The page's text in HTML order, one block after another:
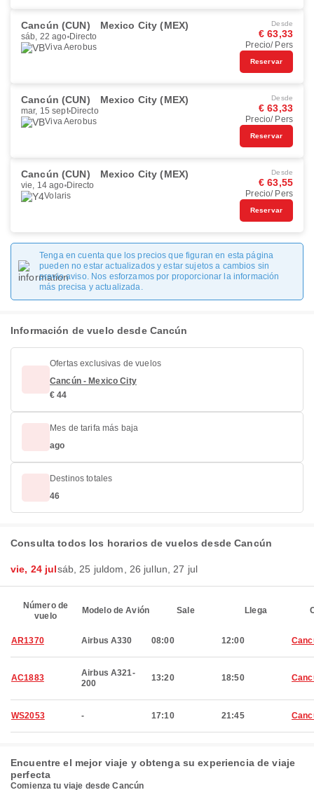
Cancún (CUN) Mexico City (MEX)
sáb, 22 ago Directo
Viva Aerobus
Desde
€ 63,33
Precio/ Pers
Reservar
Cancún (CUN) Mexico City (MEX)
mar, 15 sept Directo
Viva Aerobus
Desde
€ 63,33
Precio/ Pers
Reservar
Cancún (CUN) Mexico City (MEX)
vie, 14 ago Directo
Volaris
Desde
€ 63,55
Precio/ Pers
Reservar
Tenga en cuenta que los precios que figuran en esta página
pueden no estar actualizados y estar sujetos a cambios sin
previo aviso. Nos esforzamos por proporcionar la información
más precisa y actualizada.
Información de vuelo desde Cancún
Ofertas exclusivas de vuelos
Cancún - Mexico City
€ 44
Mes de tarifa más baja
ago
Destinos totales
46
Consulta todos los horarios de vuelos desde Cancún
vie, 24 julsáb, 25 juldom, 26 jullun, 27 jul
Número de
vuelo
Modelo de Avión Sale Llega
AR1370 Airbus A330 08:00 12:00
AC1883
Airbus A321-
200
13:20 18:50
WS2053 - 17:10 21:45
Encuentre el mejor viaje y obtenga su experiencia de viaje
perfecta
Comienza tu viaje desde Cancún